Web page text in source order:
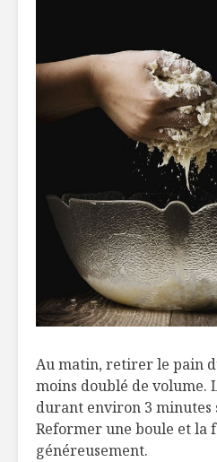
Au matin, retirer le pain
moins doublé de volume.
durant environ 3 minutes
Reformer une boule et la
généreusement.